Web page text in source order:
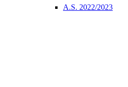
A.S. 2022/2023